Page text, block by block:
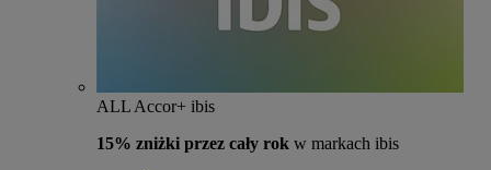
ALL Accor+ ibis
15% zniżki przez cały rok w markach ibis